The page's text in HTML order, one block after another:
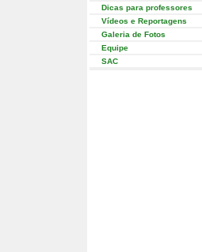
Dicas para professores
Vídeos e Reportagens
Galeria de Fotos
Equipe
SAC